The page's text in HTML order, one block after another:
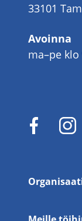
33101
Avoinna
ma–pe klo